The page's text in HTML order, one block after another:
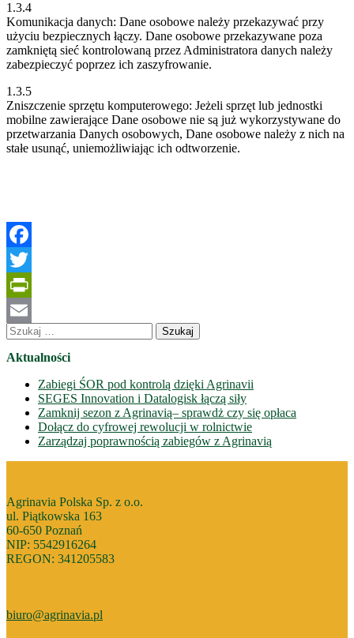
1.3.4
Komunikacja danych: Dane osobowe należy przekazywać przy
użyciu bezpiecznych łączy. Dane osobowe przekazywane poza
zamkniętą sieć kontrolowaną przez Administratora danych należy
zabezpieczyć poprzez ich zaszyfrowanie.
1.3.5
Zniszczenie sprzętu komputerowego: Jeżeli sprzęt lub jednostki
mobilne zawierające Dane osobowe nie są już wykorzystywane do
przetwarzania Danych osobowych, Dane osobowe należy z nich na
stałe usunąć, uniemożliwiając ich odtworzenie.
Facebook
Twitter
PrintFriendly
Email
Szukaj:
Aktualności
Zabiegi ŚOR pod kontrolą dzięki Agrinavii
SEGES Innovation i Datalogisk łączą siły
Zamknij sezon z Agrinavią– sprawdż czy się opłaca
Dołącz do cyfrowej rewolucji w rolnictwie
Zarządzaj poprawnością zabiegów z Agrinavią
Agrinavia Polska Sp. z o.o.
ul. Piątkowska 163
60-650 Poznań
NIP: 5542916264
REGON: 341205583
biuro@agrinavia.pl